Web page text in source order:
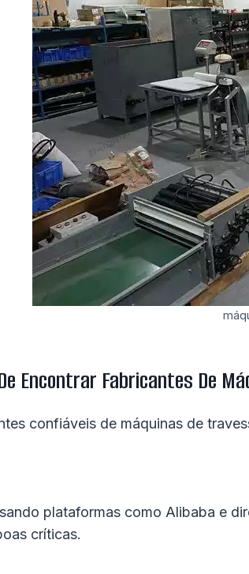
Encontrar Fabricantes De
confiáveis ​​de máquinas de
plataformas como Alibaba e
críticas.